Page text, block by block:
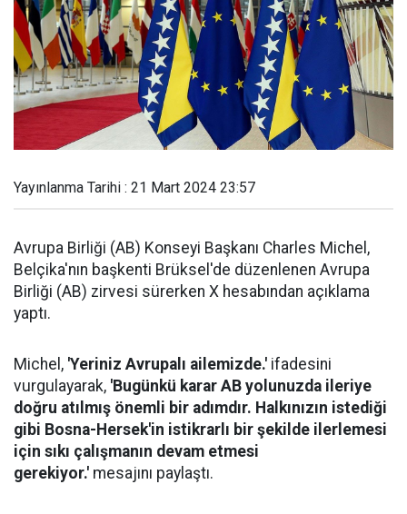
Yayınlanma Tarihi : 21 Mart 2024 23:57
Avrupa Birliği (AB) Konseyi Başkanı Charles Michel,
Belçika'nın başkenti Brüksel'de düzenlenen Avrupa
Birliği (AB) zirvesi sürerken X hesabından açıklama
yaptı.
Michel, 'Yeriniz Avrupalı ailemizde.' ifadesini
vurgulayarak, 'Bugünkü karar AB yolunuzda ileriye
doğru atılmış önemli bir adımdır. Halkınızın istediği
gibi Bosna-Hersek'in istikrarlı bir şekilde ilerlemesi
için sıkı çalışmanın devam etmesi
gerekiyor.' mesajını paylaştı.